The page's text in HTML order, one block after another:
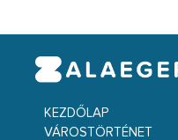
KEZDŐLAP
VÁROSTÖRTÉNET